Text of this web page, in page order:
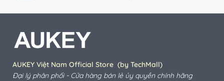
AUKEY Việt Nam Official Store (by TechMall)
Đại lý phân phối - Cửa hàng bán lẻ ủy quyền chính hãng